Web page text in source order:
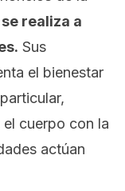
se realiza a
Sus
el bienestar
cuerpo con la
actúan